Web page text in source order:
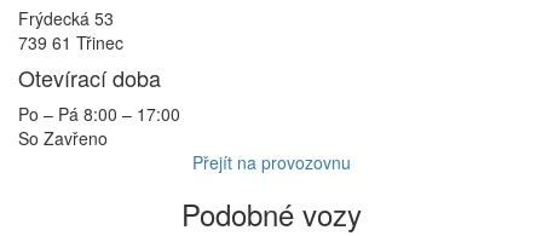
Frýdecká 53
739 61 Třinec
Otevírací doba
Po – Pá 8:00 – 17:00
So Zavřeno
Přejít na provozovnu
Podobné vozy